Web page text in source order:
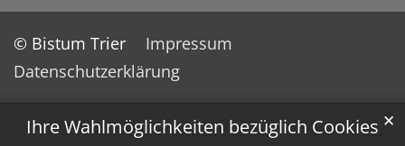
Ihre Wahlmöglichkeiten bezüglich Cookies ✕
© Bistum Trier
Impressum
Datenschutzerklärung